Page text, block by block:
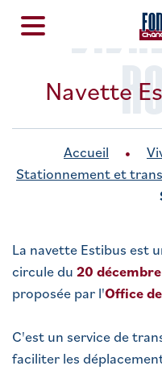
Navette
Accueil
Stationnement et
La navette Estibus est
circule du 20
proposée par l'Office
C'est un service de
faciliter les